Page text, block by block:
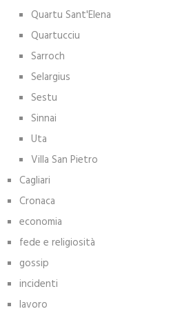
Quartu Sant'Elena
Quartucciu
Sarroch
Selargius
Sestu
Sinnai
Uta
Villa San Pietro
Cagliari
Cronaca
economia
fede e religiosità
gossip
incidenti
lavoro